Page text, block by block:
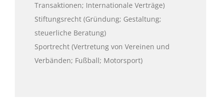
Transaktionen; Internationale Verträge)
Stiftungsrecht (Gründung; Gestaltung;
steuerliche Beratung)
Sportrecht (Vertretung von Vereinen und
Verbänden; Fußball; Motorsport)